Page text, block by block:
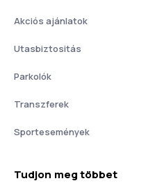
Akciós ajánlatok
Utasbiztositás
Parkolók
Transzferek
Sportesemények
Tudjon meg többet